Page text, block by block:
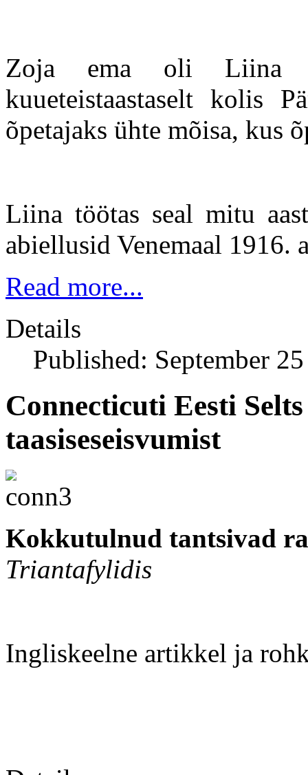
Zoja ema oli Liina
kuueteistaastaselt kolis
õpetajaks ühte mõisa, kus
Liina töötas seal mitu
abiellusid Venemaal 1916.
Read more...
Details
Published: September
Connecticuti Eesti
taasiseseisvumist
Kokkutulnud tantsivad
Triantafylidis
Ingliskeelne artikkel ja